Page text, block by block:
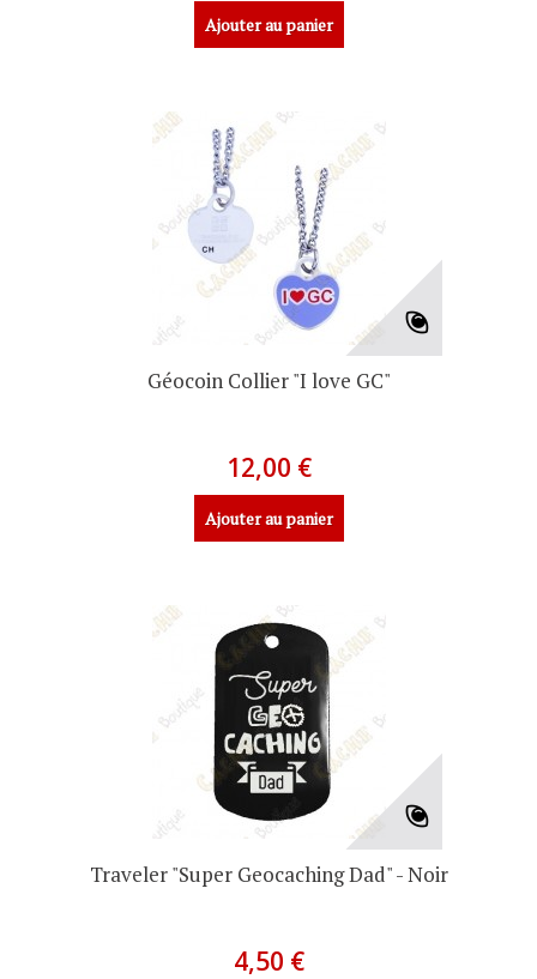
Ajouter au panier
Géocoin Collier "I love GC"
12,00 €
Ajouter au panier
Traveler "Super Geocaching Dad" - Noir
4,50 €